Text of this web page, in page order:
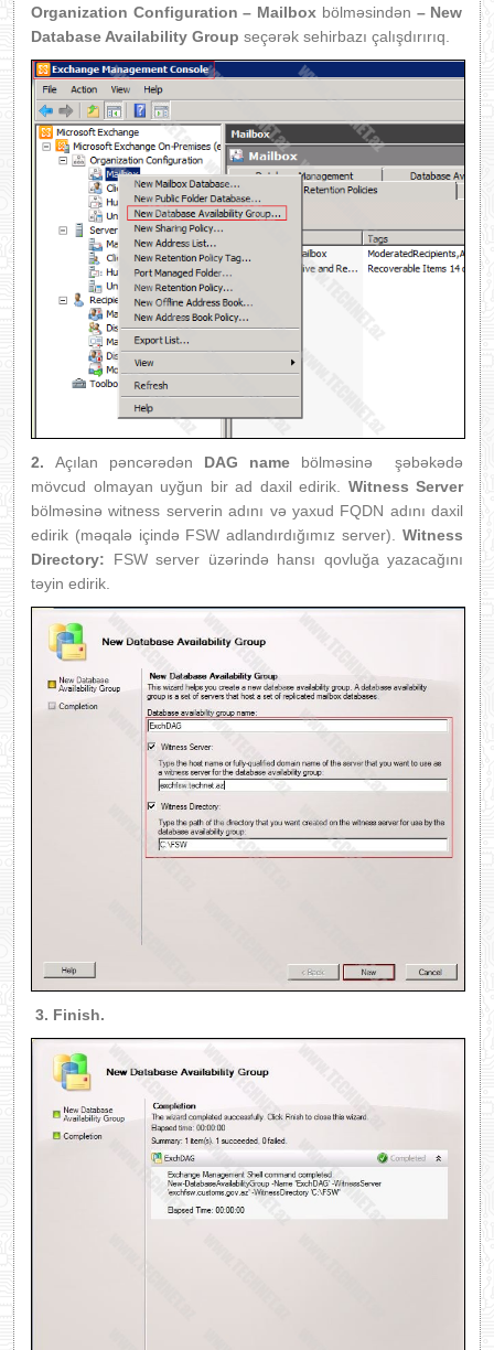
Organization Configuration – Mailbox bölməsindən – New
Database Availability Group seçərək sehirbazı çalışdırırıq.
2. Açılan pəncərədən DAG name bölməsinə şəbəkədə
mövcud olmayan uyğun bir ad daxil edirik. Witness Server
bölməsinə witness serverin adını və yaxud FQDN adını daxil
edirik (məqalə içində FSW adlandırdığımız server). Witness
Directory: FSW server üzərində hansı qovluğa yazacağını
təyin edirik.
3. Finish.